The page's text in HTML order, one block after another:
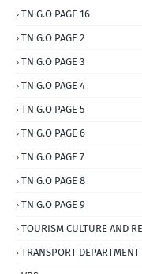
TN G.O PAGE 16
TN G.O PAGE 2
TN G.O PAGE 3
TN G.O PAGE 4
TN G.O PAGE 5
TN G.O PAGE 6
TN G.O PAGE 7
TN G.O PAGE 8
TN G.O PAGE 9
TOURISM CULTURE AND
TRANSPORT DEPARTMENT